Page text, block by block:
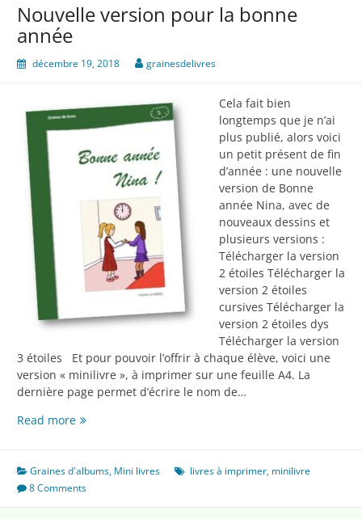
Nouvelle version pour la bonne
année
décembre 19, 2018 grainesdelivres
Cela fait bien
longtemps que je n’ai
plus publié, alors voici
un petit présent de fin
d’année : une nouvelle
version de Bonne
année Nina, avec de
nouveaux dessins et
plusieurs versions :
Télécharger la version
2 étoiles Télécharger la
version 2 étoiles
cursives Télécharger la
version 2 étoiles dys
Télécharger la version
3 étoiles Et pour pouvoir l’offrir à chaque élève, voici une
version « minilivre », à imprimer sur une feuille A4. La
dernière page permet d’écrire le nom de…
Read moreNouvelle
la
bonne
année
Graines d'albums, Mini livres livres à imprimer, minilivre
8 Comments